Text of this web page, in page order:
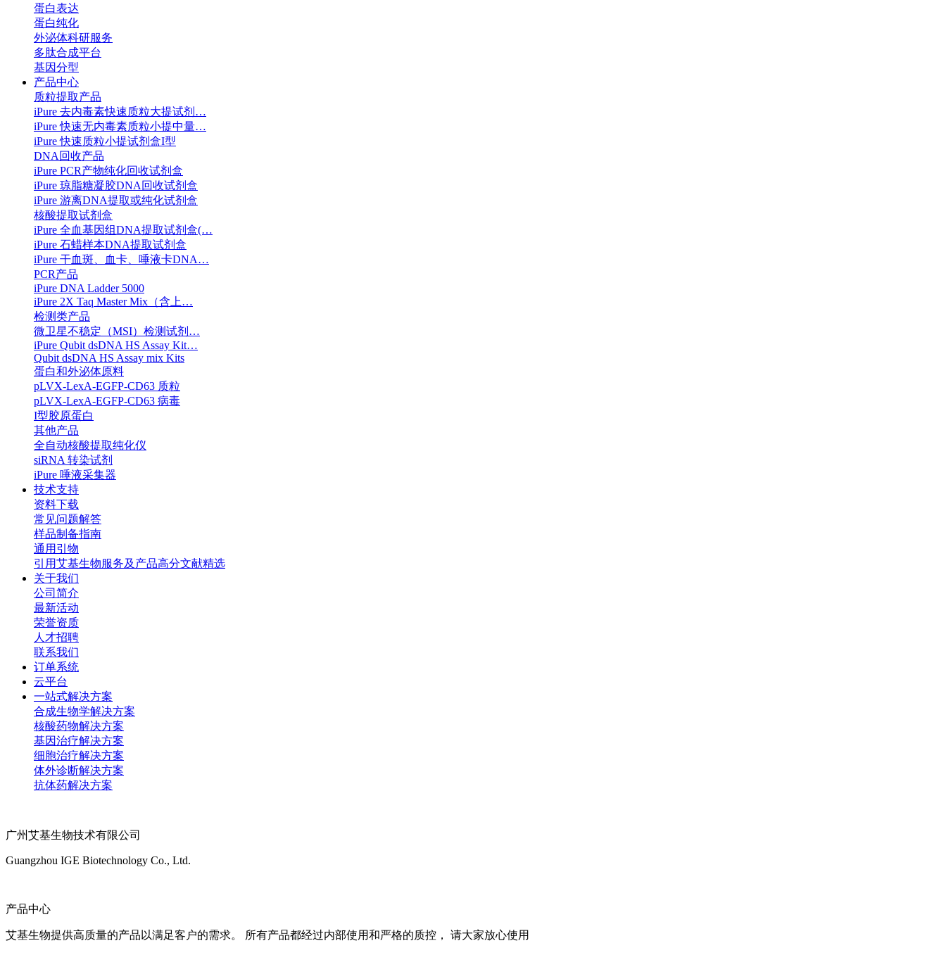
蛋白表达
蛋白纯化
外泌体科研服务
多肽合成平台
基因分型
产品中心
质粒提取产品
iPure 去内毒素快速质粒大提试剂…
iPure 快速无内毒素质粒小提中量…
iPure 快速质粒小提试剂盒I型
DNA回收产品
iPure PCR产物纯化回收试剂盒
iPure 琼脂糖凝胶DNA回收试剂盒
iPure 游离DNA提取或纯化试剂盒
核酸提取试剂盒
iPure 全血基因组DNA提取试剂盒(…
iPure 石蜡样本DNA提取试剂盒
iPure 干血斑、血卡、唾液卡DNA…
PCR产品
iPure DNA Ladder 5000
iPure 2X Taq Master Mix（含上…
检测类产品
微卫星不稳定（MSI）检测试剂…
iPure Qubit dsDNA HS Assay Kit…
Qubit dsDNA HS Assay mix Kits
蛋白和外泌体原料
pLVX-LexA-EGFP-CD63 质粒
pLVX-LexA-EGFP-CD63 病毒
I型胶原蛋白
其他产品
全自动核酸提取纯化仪
siRNA 转染试剂
iPure 唾液采集器
技术支持
资料下载
常见问题解答
样品制备指南
通用引物
引用艾基生物服务及产品高分文献精选
关于我们
公司简介
最新活动
荣誉资质
人才招聘
联系我们
订单系统
云平台
一站式解决方案
合成生物学解决方案
核酸药物解决方案
基因治疗解决方案
细胞治疗解决方案
体外诊断解决方案
抗体药解决方案
广州艾基生物技术有限公司
Guangzhou IGE Biotechnology Co., Ltd.
产品中心
艾基生物提供高质量的产品以满足客户的需求。 所有产品都经过内部使用和严格的质控， 请大家放心使用